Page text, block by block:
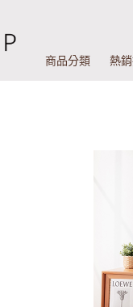
商品分類 熱